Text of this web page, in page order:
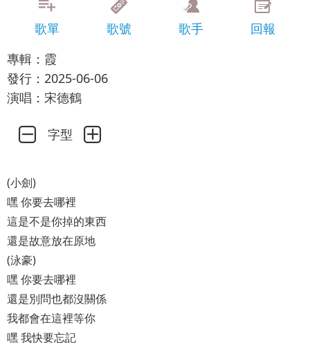
歌單 歌號 歌手
回報
專輯：霞
發行：2025-06-06
演唱：宋德鶴
字型
(小劍)
嘿 你要去哪裡
這是不是你掉的東西
還是故意放在原地
(泳豪)
嘿 你要去哪裡
還是別問也都沒關係
我都會在這裡等你
嘿 我快要忘記